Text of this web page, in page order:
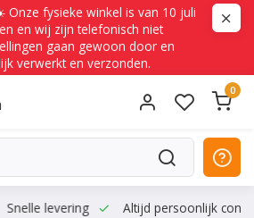
Onze fysieke winkel is van 10 juli
en wij zijn telefonisch niet
gaan gewoon door en
verwerkt en verzonden.
0
Snelle levering Altijd persoonlijk